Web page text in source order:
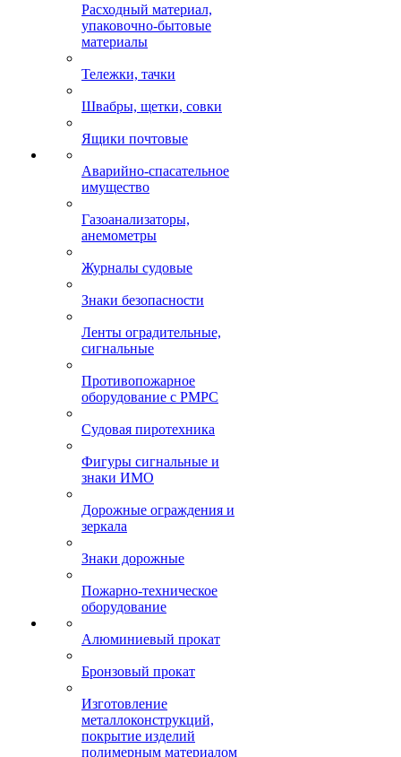
Расходный материал,
упаковочно-бытовые
материалы
Тележки, тачки
Швабры, щетки, совки
Ящики почтовые
Аварийно-спасательное
имущество
Газоанализаторы,
анемометры
Журналы судовые
Знаки безопасности
Ленты оградительные,
сигнальные
Противопожарное
оборудование с РМРС
Судовая пиротехника
Фигуры сигнальные и
знаки ИМО
Дорожные ограждения и
зеркала
Знаки дорожные
Пожарно-техническое
оборудование
Алюминиевый прокат
Бронзовый прокат
Изготовление
металлоконструкций,
покрытие изделий
полимерным материалом